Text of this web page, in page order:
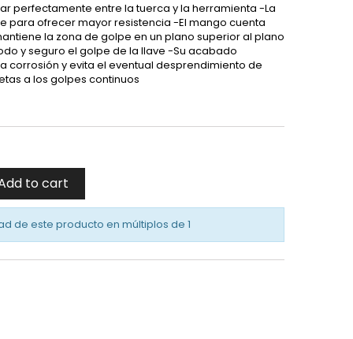
perfectamente entre la tuerca y la herramienta -La
para ofrecer mayor resistencia -El mango cuenta
la zona de golpe en un plano superior al plano
y seguro el golpe de la llave -Su acabado
corrosión y evita el eventual desprendimiento de
a los golpes continuos
to cart
de este producto en múltiplos de 1